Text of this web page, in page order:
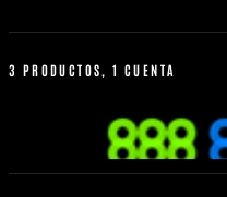
Política de bonus
Reglas de apuestas
Apuesta desde tu móvil
3 PRODUCTOS, 1 CUENTA